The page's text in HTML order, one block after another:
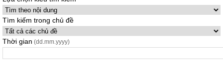
Tìm kiếm trong chủ đề
Thời gian (dd.mm.yyyy)